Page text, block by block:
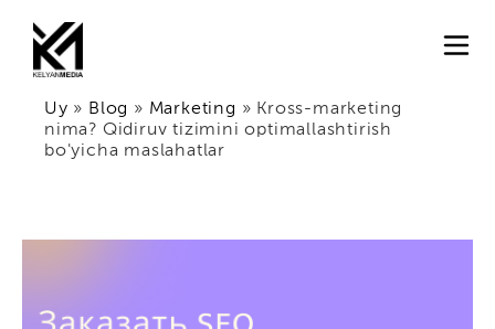
Uy » Blog » Marketing » Kross-marketing
nima? Qidiruv tizimini optimallashtirish
bo'yicha maslahatlar